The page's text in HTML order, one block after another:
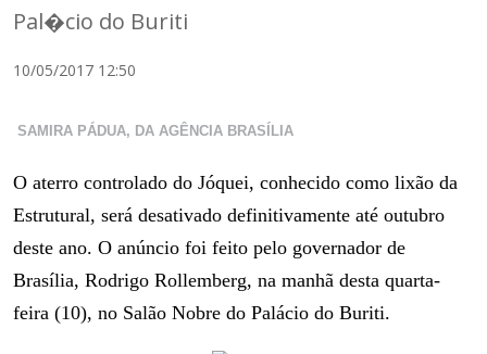
Pal�cio do Buriti
10/05/2017 12:50
SAMIRA PÁDUA, DA AGÊNCIA BRASÍLIA
O aterro controlado do Jóquei, conhecido como lixão da
Estrutural, será desativado definitivamente até outubro
deste ano. O anúncio foi feito pelo governador de
Brasília, Rodrigo Rollemberg, na manhã desta quarta-
feira (10), no Salão Nobre do Palácio do Buriti.